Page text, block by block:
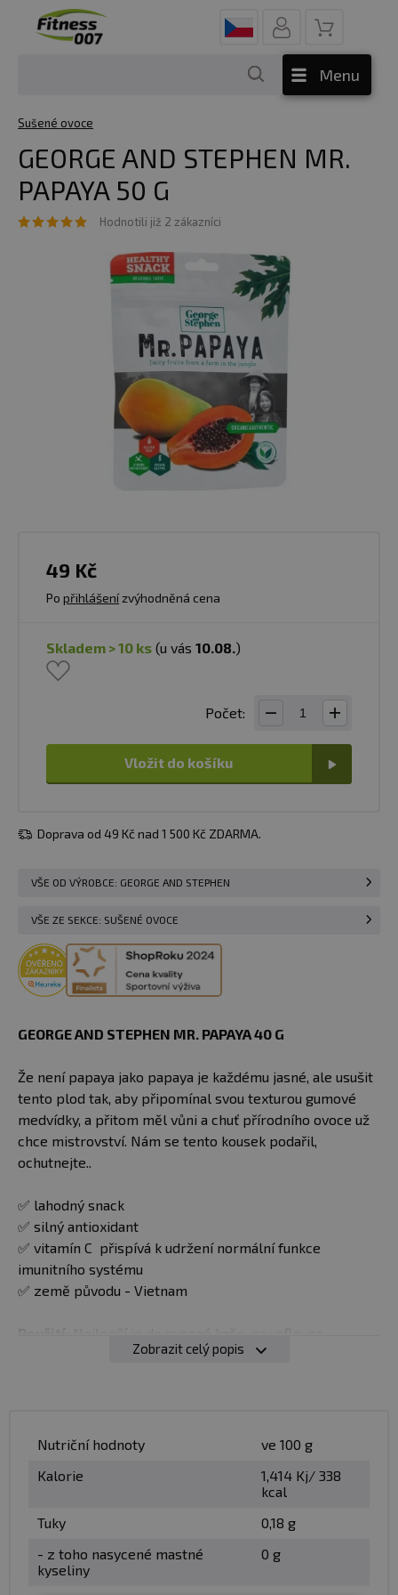
Menu
Sušené ovoce
GEORGE AND STEPHEN MR.
PAPAYA 50 G
Hodnotili již 2 zákazníci
49 Kč
Po přihlášenízvýhodněná cena
skladem > 10 ks (u vás 10.08.)
Počet:
Vložit do košíku
Doprava od 49 Kč nad 1 500 Kč ZDARMA.
VŠE OD VÝROBCE: GEORGE AND STEPHEN
VŠE ZE SEKCE: SUŠENÉ OVOCE
GEORGE AND STEPHEN MR. PAPAYA 40 G
Že není papaya jako papaya je každému jasné, ale usušit
tento plod tak, aby připomínal svou texturou gumové
medvídky, a přitom měl vůni a chuť přírodního ovoce už
chce mistrovství. Nám se tento kousek podařil,
ochutnejte..
✅ lahodný snack
✅ silný antioxidant
✅ vitamín C přispívá k udržení normální funkce
imunitního systému
✅ země původu - Vietnam
palačinky, do tvarohu nebo jen tak do pusy.
Minimální trvanlivost:
Upozornění:
Nevystavujte přímému slunečnímu záření.
Upozornění pro alergiky:
Alergeny ve složení
produktutučně
Zobrazit celý popis
Nutriční hodnoty
ve 100 g
Kalorie
1,414 Kj/ 338
kcal
Tuky
0,18 g
- z toho nasycené mastné
kyseliny
0 g